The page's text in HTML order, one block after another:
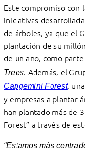
Este compromiso con
iniciativas
de árboles, ya que el
plantación de su
de un año, como
Trees. Además, el
Capgemini Forest,
y empresas a plantar
han plantado más de
Forest” a través de
“Estamos más